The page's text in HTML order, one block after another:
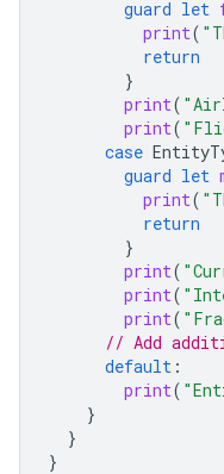
guard let
print(
return
}
print(
print(
case
guard let
print(
return
}
print(
print(
print(
// Add
default :
print(
}
}
}